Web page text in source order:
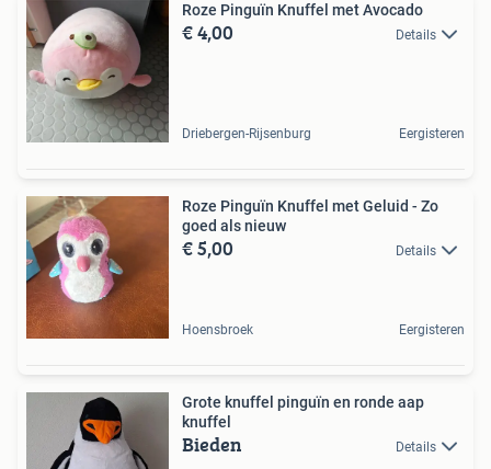
Roze Pinguïn Knuffel met Avocado
€ 4,00 Details
Driebergen-Rijsenburg Eergisteren
Roze Pinguïn Knuffel met Geluid - Zo
goed als nieuw
€ 5,00 Details
Hoensbroek Eergisteren
Grote knuffel pinguïn en ronde aap
knuffel
Bieden Details